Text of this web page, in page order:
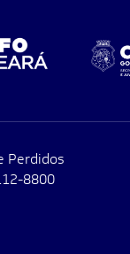
Perdidos
8800